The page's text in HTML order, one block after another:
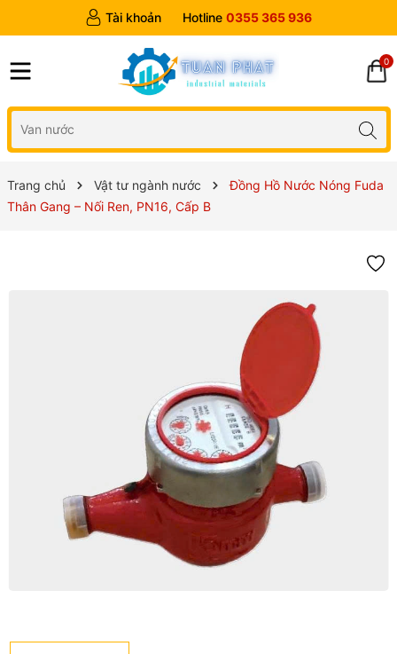
Tài khoản Hotline 0355 365 936
0
Trang chủ Vật tư ngành nước
Đồng Hồ Nước Nóng Fuda
Thân Gang – Nối Ren, PN16, Cấp B